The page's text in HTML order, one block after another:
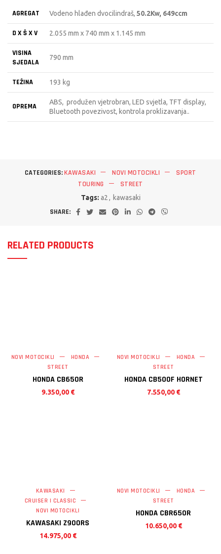
AGREGAT Vodeno hlađen dvocilindraš, 50.2Kw, 649ccm
D X Š X V 2.055 mm x 740 mm x 1.145 mm
VISINA
SJEDALA
790 mm
TEŽINA 193 kg
OPREMA
ABS, produžen vjetrobran, LED svjetla, TFT display,
Bluetooth povezivost, kontrola proklizavanja..
CATEGORIES:KAWASAKI NOVI MOTOCIKLI
SPORT
TOURING
STREET
Tags: a2, kawasaki
SHARE:
RELATED PRODUCTS
HONDA CB650R
NOVI MOTOCIKLI
HONDA
STREET
9.350,00 €
HONDA CB500F HORNET
NOVI MOTOCIKLI
HONDA
STREET
7.550,00 €
KAWASAKI Z900RS
KAWASAKI
CRUISER | CLASSIC
NOVI MOTOCIKLI
14.975,00 €
HONDA CBR650R
NOVI MOTOCIKLI
HONDA
STREET
10.650,00 €